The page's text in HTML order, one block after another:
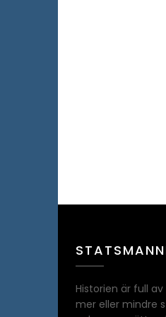
Historien är full
mer eller mindre